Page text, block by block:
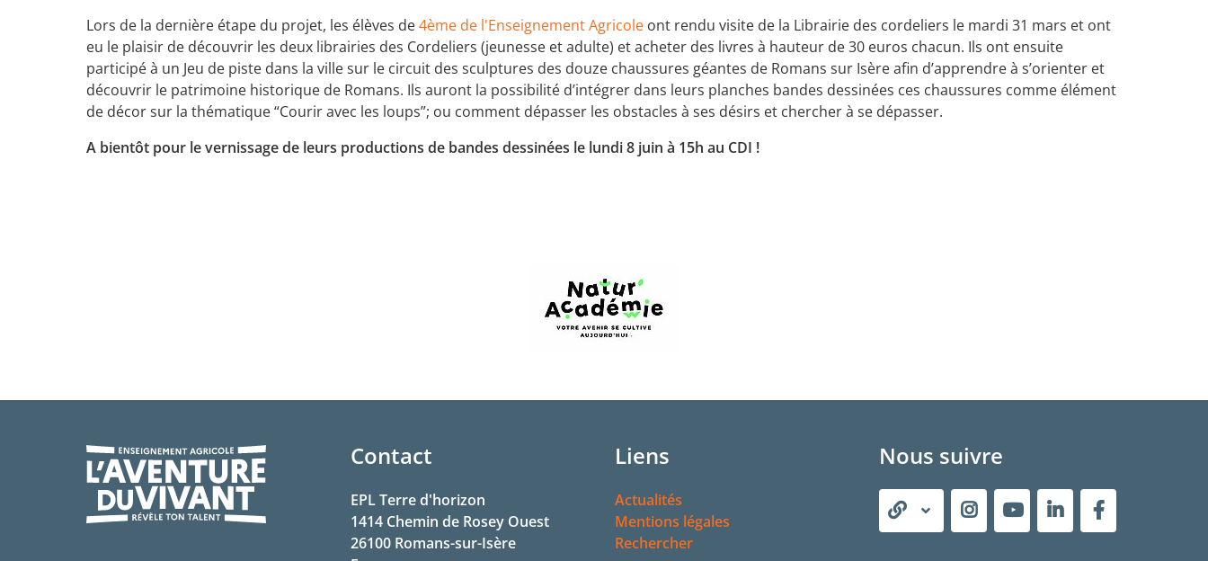
Lors de la dernière étape du projet, les élèves de4ème de l'Enseignement Agricole ont rendu visite de la Librairie des cordeliers le mardi 31 mars et ont
eu le plaisir de découvrir les deux librairies des Cordeliers (jeunesse et adulte) et acheter des livres à hauteur de 30 euros chacun. Ils ont ensuite
participé à un Jeu de piste dans la ville sur le circuit des sculptures des douze chaussures géantes de Romans sur Isère afin d’apprendre à s’orienter et
découvrir le patrimoine historique de Romans. Ils auront la possibilité d’intégrer dans leurs planches bandes dessinées ces chaussures comme élément
de décor sur la thématique “Courir avec les loups”; ou comment dépasser les obstacles à ses désirs et chercher à se dépasser.
A bientôt pour le vernissage de leurs productions de bandes dessinées le lundi 8 juin à 15h au CDI !
Contact
EPL Terre d'horizon
1414 Chemin de Rosey Ouest
26100 Romans-sur-Isère
Liens
Actualités
Mentions légales
Rechercher
Nous suivre